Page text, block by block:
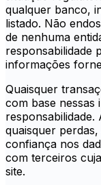
qualquer banco,
listado. Não
de nenhuma
responsabilidade
informações
Quaisquer
com base nessas
quaisquer
confiança nos
com terceiros
site.